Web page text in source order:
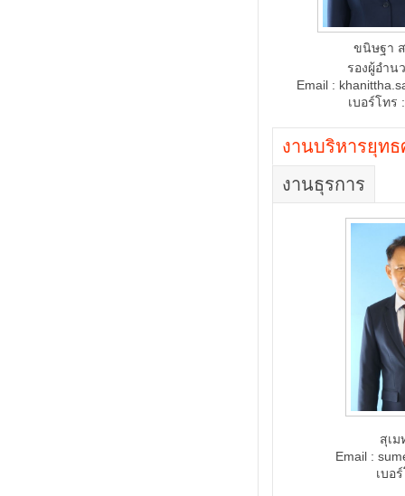
ขนิษฐา
รองผู้อำน
Email :
เบอร์โทร
งานบริหารยุท
งานธุรการ
สุเ
Email :
เบอ